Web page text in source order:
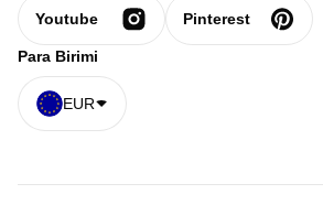
Youtube Pinterest
Para Birimi
EUR